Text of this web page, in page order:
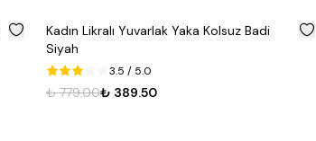
%50 %50
Likralı Çıtçıtlı İp Askılı Kadın Siyah Badi 3
Adet
₺ 1,626.00₺ 813.00